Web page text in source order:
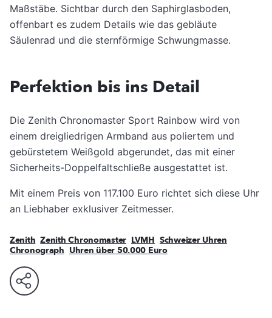
Maßstäbe. Sichtbar durch den Saphirglasboden,
offenbart es zudem Details wie das gebläute
Säulenrad und die sternförmige Schwungmasse.
Perfektion bis ins Detail
Die Zenith Chronomaster Sport Rainbow wird von
einem dreigliedrigen Armband aus poliertem und
gebürstetem Weißgold abgerundet, das mit einer
Sicherheits-Doppelfaltschließe ausgestattet ist.
Mit einem Preis von 117.100 Euro richtet sich diese Uhr
an Liebhaber exklusiver Zeitmesser.
Zenith Zenith Chronomaster LVMH Schweizer Uhren
Chronograph Uhren über 50.000 Euro